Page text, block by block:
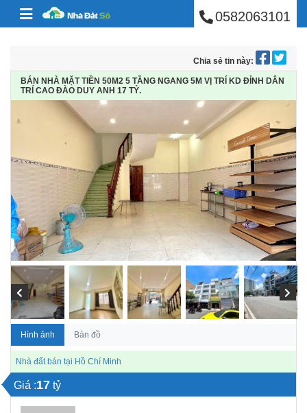
Skip to content BÁN NHÀ PHÚ0582063101
Chia sẻ tin này:
BÁN NHÀ MẶT TIỀN 50M2 5 TẦNG NGANG 5M VỊ TRÍ KD ĐỈNH DÂN
TRÍ CAO ĐÀO DUY ANH 17 TỶ.
Hình ảnh Bản đồ
Nhà đất bán tại Hồ Chí Minh
Giá :17 tỷ